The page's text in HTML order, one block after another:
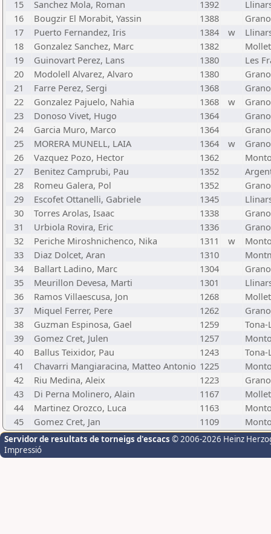
15
Sanchez Mola, Roman 1392
16
Bougzir El Morabit, Yassin 1388
17
Puerto Fernandez, Iris 1384 w
18
Gonzalez Sanchez, Marc 1382
19
Guinovart Perez, Lans 1380
Les
20
Modolell Alvarez, Alvaro 1380
21
Farre Perez, Sergi 1368
22
Gonzalez Pajuelo, Nahia 1368 w
23
Donoso Vivet, Hugo 1364
24
Garcia Muro, Marco 1364
25
MORERA MUNELL, LAIA 1364 w
26
Vazquez Pozo, Hector 1362
27
Benitez Camprubi, Pau 1352
28
Romeu Galera, Pol 1352
29
Escofet Ottanelli, Gabriele 1345
30
Torres Arolas, Isaac 1338
31
Urbiola Rovira, Eric 1336
32
Periche Miroshnichenco, Nika 1311 w
33
Diaz Dolcet, Aran 1310
34
Ballart Ladino, Marc 1304
35
Meurillon Devesa, Marti 1301
36
Ramos Villaescusa, Jon 1268
37
Miquel Ferrer, Pere 1262
38
Guzman Espinosa, Gael 1259
Tona-
39
Gomez Cret, Julen 1257
40
Ballus Teixidor, Pau 1243
Tona-
41
Chavarri Mangiaracina, Matteo Antonio 1225
42
Riu Medina, Aleix 1223
43
Di Perna Molinero, Alain 1167
44
Martinez Orozco, Luca 1163
45
Gomez Cret, Jan 1109
Servidor de resultats de torneigs d'escacs © 2006-2026 Heinz
Impressió